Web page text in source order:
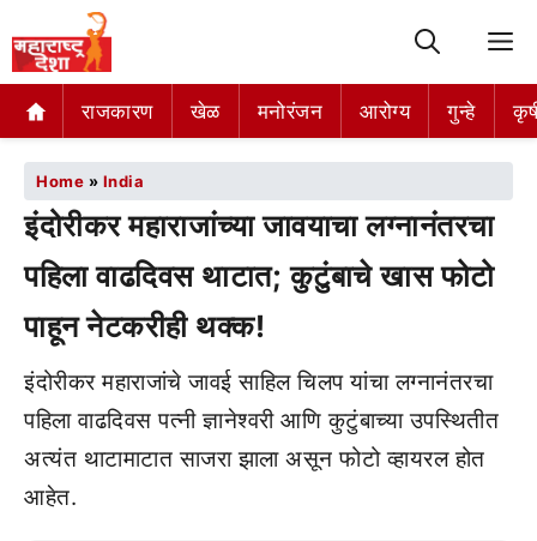
राजकारण खेळ मनोरंजन आरोग्य गुन्हे
Home » India
इंदोरीकर महाराजांच्या जावयाचा लग्नानंतरचा
पहिला वाढदिवस थाटात; कुटुंबाचे खास फोटो
पाहून नेटकरीही थक्क!
इंदोरीकर महाराजांचे जावई साहिल चिलप यांचा लग्नानंतरचा
पहिला वाढदिवस पत्नी ज्ञानेश्वरी आणि कुटुंबाच्या उपस्थितीत
अत्यंत थाटामाटात साजरा झाला असून फोटो व्हायरल होत
आहेत.